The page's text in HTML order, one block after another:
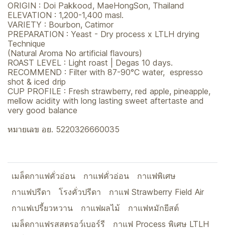
ORIGIN : Doi Pakkood, MaeHongSon, Thailand
ELEVATION : 1,200-1,400 masl.
VARIETY : Bourbon, Catimor
PREPARATION : Yeast - Dry process x LTLH drying
Technique
(Natural Aroma No artificial flavours)
ROAST LEVEL : Light roast | Degas 10 days.
RECOMMEND : Filter with 87-90°C water, espresso
shot & iced drip
CUP PROFILE : Fresh strawberry, red apple, pineapple,
mellow acidity with long lasting sweet aftertaste and
very good balance
หมายเลข อย. 5220326660035
เมล็ดกาแฟคั่วอ่อน กาแฟคั่วอ่อน
กาแฟพิเศษ
กาแฟปรีดา
โรงคั่วปรีดา
กาแฟ Strawberry Field Air
กาแฟเปรี้ยวหวาน
กาแฟผลไม้
กาแฟหมักยีสต์
เมล็ดกาแฟรสสตรอว์เบอร์รี
กาแฟ Process พิเศษ LTLH